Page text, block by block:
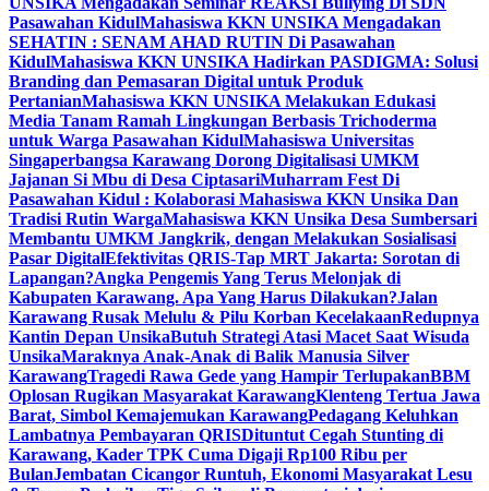
Pasawahan KidulMahasiswa KKN UNSIKA Mengadakan
SEHATIN : SENAM AHAD RUTIN Di Pasawahan
KidulMahasiswa KKN UNSIKA Hadirkan PASDIGMA: Solusi
Branding dan Pemasaran Digital untuk Produk
PertanianMahasiswa KKN UNSIKA Melakukan Edukasi
Media Tanam Ramah Lingkungan Berbasis Trichoderma
untuk Warga Pasawahan KidulMahasiswa Universitas
Singaperbangsa Karawang Dorong Digitalisasi UMKM
Jajanan Si Mbu di Desa CiptasariMuharram Fest Di
Pasawahan Kidul : Kolaborasi Mahasiswa KKN Unsika Dan
Tradisi Rutin WargaMahasiswa KKN Unsika Desa Sumbersari
Membantu UMKM Jangkrik, dengan Melakukan Sosialisasi
Pasar DigitalEfektivitas QRIS-Tap MRT Jakarta: Sorotan di
Lapangan?Angka Pengemis Yang Terus Melonjak di
Kabupaten Karawang. Apa Yang Harus Dilakukan?Jalan
Karawang Rusak Melulu & Pilu Korban KecelakaanRedupnya
Kantin Depan UnsikaButuh Strategi Atasi Macet Saat Wisuda
UnsikaMaraknya Anak-Anak di Balik Manusia Silver
KarawangTragedi Rawa Gede yang Hampir TerlupakanBBM
Oplosan Rugikan Masyarakat KarawangKlenteng Tertua Jawa
Barat, Simbol Kemajemukan KarawangPedagang Keluhkan
Lambatnya Pembayaran QRISDituntut Cegah Stunting di
Karawang, Kader TPK Cuma Digaji Rp100 Ribu per
BulanJembatan Cicangor Runtuh, Ekonomi Masyarakat Lesu